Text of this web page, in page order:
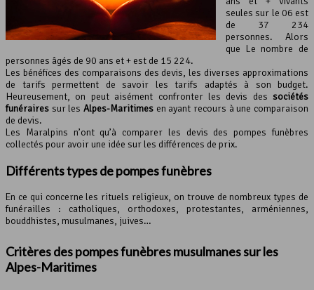
seules sur le 06 est
de 37 234
personnes. Alors
que Le nombre de
personnes âgés de 90 ans et + est de 15 224.
Les bénéfices des comparaisons des devis, les diverses approximations
de tarifs permettent de savoir les tarifs adaptés à son budget.
Heureusement, on peut aisément confronter les devis des sociétés
funéraires sur les Alpes-Maritimes en ayant recours à une comparaison
de devis.
Les Maralpins n’ont qu’à comparer les devis des pompes funèbres
collectés pour avoir une idée sur les différences de prix.
Différents types de pompes funèbres
En ce qui concerne les rituels religieux, on trouve de nombreux types de
funérailles : catholiques, orthodoxes, protestantes, arméniennes,
bouddhistes, musulmanes, juives…
Critères des pompes funèbres musulmanes sur les
Alpes-Maritimes